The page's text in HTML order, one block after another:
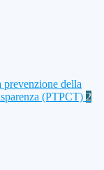
prevenzione della
(PTPCT) 2